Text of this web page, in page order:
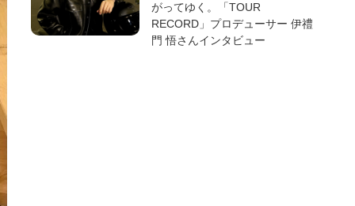
がってゆく。「TOUR
RECORD」プロデューサー 伊禮
門 悟さんインタビュー